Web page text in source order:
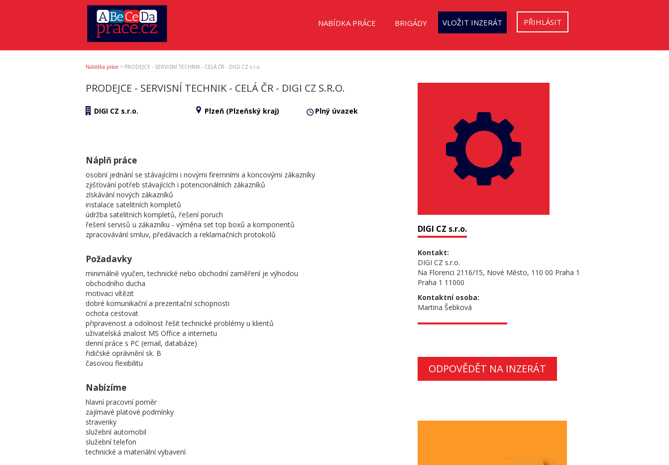
NABÍDKA PRÁCE BRIGÁDY VLOŽIT INZERÁT PŘIHLÁSIT
Nabídka práce > PRODEJCE - SERVISNÍ TECHNIK - CELÁ ČR - DIGI CZ s.r.o.
PRODEJCE - SERVISNÍ TECHNIK - CELÁ ČR - DIGI CZ S.R.O.
DIGI CZ s.r.o. Plzeň (Plzeňský kraj) Plný úvazek
Náplň práce
osobní jednání se stávajícími i novými firemními a koncovými zákazníky
zjišťování potřeb stávajících i potencionálních zákazníků
získávání nových zákazníků
instalace satelitních kompletů
údržba satelitních kompletů, řešení poruch
řešení servisů u zákazníku - výměna set top boxů a komponentů
zpracovávání smluv, předávacích a reklamačních protokolů
Požadavky
minimálně vyučen, technické nebo obchodní zaměření je výhodou
obchodního ducha
motivaci vítězit
dobré komunikační a prezentační schopnosti
ochota cestovat
připravenost a odolnost řešit technické problémy u klientů
uživatelská znalost MS Office a internetu
denní práce s PC (email, databáze)
řidičské oprávnění sk. B
časovou flexibilitu
Nabízíme
hlavní pracovní poměr
zajímavé platové podmínky
stravenky
služební automobil
služební telefon
technické a materiální vybavení
DIGI CZ s.r.o.
Kontakt:
DIGI CZ s.r.o.
Na Florenci 2116/15, Nové Město, 110 00 Praha 1
Praha 1 11000
Kontaktní osoba:
Martina Šebková
ODPOVĚDĚT NA INZERÁT